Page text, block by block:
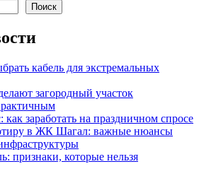
Поиск
кабель для экстремальных
загородный участок
заработать на праздничном спросе
в ЖК Шагал: важные нюансы
признаки, которые нельзя